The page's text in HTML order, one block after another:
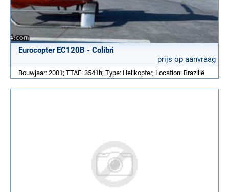
Eurocopter EC120B - Colibri
prijs op aanvraag
Bouwjaar: 2001; TTAF: 3541h; Type: Helikopter; Location: Brazilië